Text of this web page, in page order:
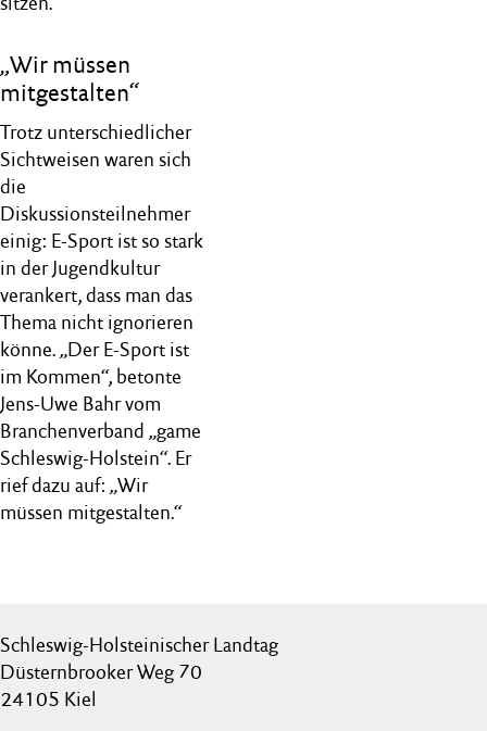
„Wir müssen
mitgestalten“
Trotz unterschiedlicher
Sichtweisen waren sich
die
Diskussionsteilnehmer
einig: E-Sport ist so stark
in der Jugendkultur
verankert, dass man das
Thema nicht ignorieren
könne. „Der E-Sport ist
im Kommen“, betonte
Jens-Uwe Bahr vom
Branchenverband „game
Schleswig-Holstein“. Er
rief dazu auf: „Wir
müssen mitgestalten.“
Schleswig-Holsteinischer Landtag
Düsternbrooker Weg 70
24105 Kiel